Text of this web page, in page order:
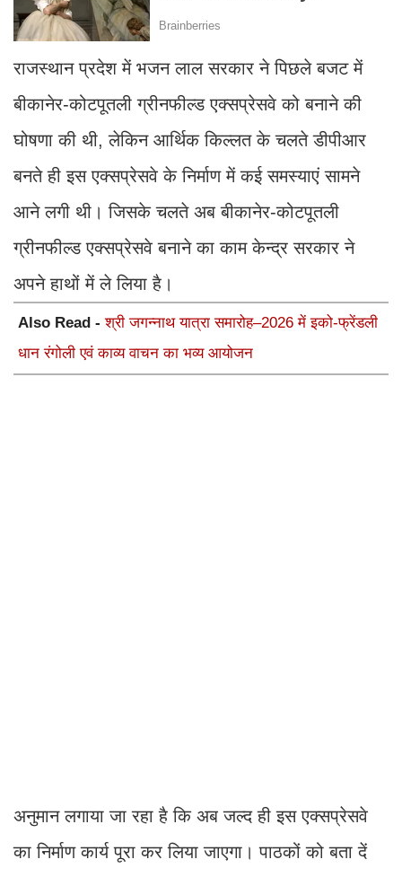
राजस्थान प्रदेश में भजन लाल सरकार ने पिछले बजट में
बीकानेर-कोटपूतली ग्रीनफील्ड एक्सप्रेसवे को बनाने की
घोषणा की थी, लेकिन आर्थिक किल्लत के चलते डीपीआर
बनते ही इस एक्सप्रेसवे के निर्माण में कई समस्याएं सामने
आने लगी थी। जिसके चलते अब बीकानेर-कोटपूतली
ग्रीनफील्ड एक्सप्रेसवे बनाने का काम केन्द्र सरकार ने
अपने हाथों में ले लिया है।
Also Read -श्री जगन्नाथ यात्रा समारोह–2026 में इको-फ्रेंडली
धान रंगोली एवं काव्य वाचन का भव्य आयोजन
अनुमान लगाया जा रहा है कि अब जल्द ही इस एक्सप्रेसवे
का निर्माण कार्य पूरा कर लिया जाएगा। पाठकों को बता दें